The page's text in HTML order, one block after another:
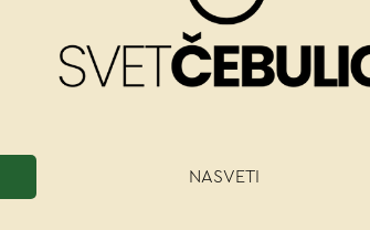
NASVETI